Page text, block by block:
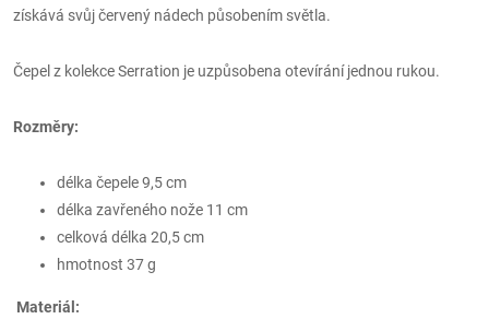
získává svůj červený nádech působením světla.
Čepel z kolekce Serration je uzpůsobena otevírání jednou rukou.
Rozměry:
délka čepele 9,5 cm
délka zavřeného nože 11 cm
celková délka 20,5 cm
hmotnost 37 g
Materiál: